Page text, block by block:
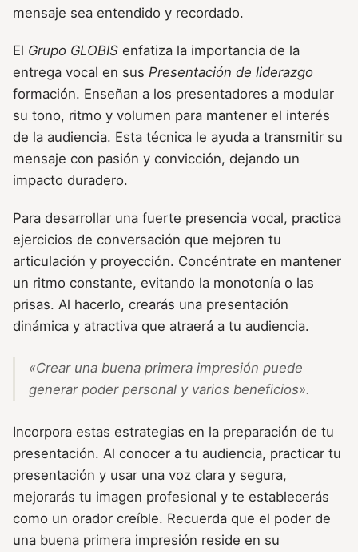
mensaje sea entendido y recordado.
El Grupo GLOBIS enfatiza la importancia de la
entrega vocal en sus Presentación de liderazgo
formación. Enseñan a los presentadores a modular
su tono, ritmo y volumen para mantener el interés
de la audiencia. Esta técnica le ayuda a transmitir su
mensaje con pasión y convicción, dejando un
impacto duradero.
Para desarrollar una fuerte presencia vocal, practica
ejercicios de conversación que mejoren tu
articulación y proyección. Concéntrate en mantener
un ritmo constante, evitando la monotonía o las
prisas. Al hacerlo, crearás una presentación
dinámica y atractiva que atraerá a tu audiencia.
«Crear una buena primera impresión puede
generar poder personal y varios beneficios».
Incorpora estas estrategias en la preparación de tu
presentación. Al conocer a tu audiencia, practicar tu
presentación y usar una voz clara y segura,
mejorarás tu imagen profesional y te establecerás
como un orador creíble. Recuerda que el poder de
una buena primera impresión reside en su